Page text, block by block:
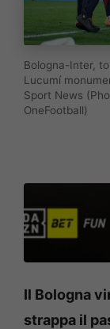
Bologna-Inter,
Lucumí
Sport News
OneFootball)
Il Bologna
strappa il